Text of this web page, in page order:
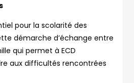
pour la scolarité des
démarche d’échange entre
qui permet à ECD
aux difficultés rencontrées